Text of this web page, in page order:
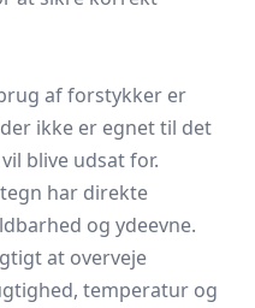
af forstykker er
ikke er egnet til det
blive udsat for.
har direkte
og ydeevne.
at overveje
temperatur og